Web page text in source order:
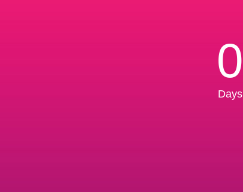
0
Days